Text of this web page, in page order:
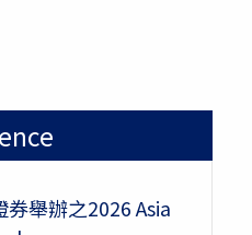
舉辦之2026 Asia